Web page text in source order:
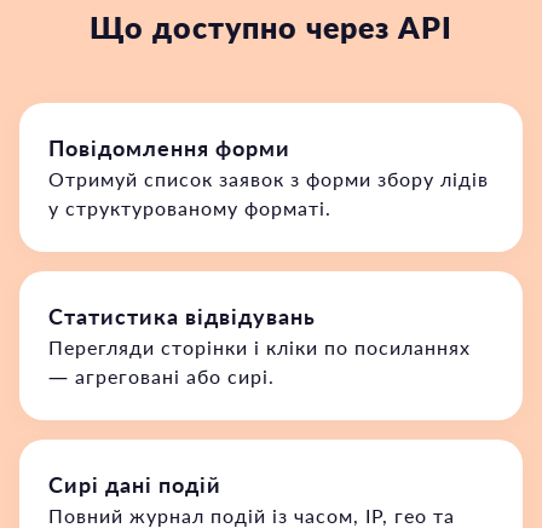
Що доступно через API
Повідомлення форми
Отримуй список заявок з форми збору лідів
у структурованому форматі.
Статистика відвідувань
Перегляди сторінки і кліки по посиланнях
— агреговані або сирі.
Сирі дані подій
Повний журнал подій із часом, IP, гео та